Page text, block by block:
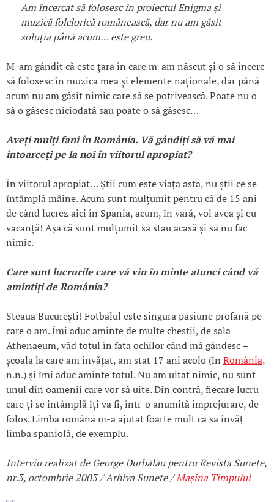
Am încercat să folosesc în proiectul Enigma și
muzică folclorică românească, dar nu am găsit
soluția până acum… este greu.
M-am gândit că este țara în care m-am născut și o să încerc
să folosesc în muzica mea și elemente naționale, dar până
acum nu am găsit nimic care să se potrivească. Poate nu o
să o găsesc niciodată sau poate o să găsesc…
Aveți mulți faniîn România. Vă gândiți să vă mai
întoarceți pe la noiîn viitorul apropiat?
În viitorul apropiat… Știi cum este viața asta, nu știi ce se
întâmplă mâine. Acum sunt mulțumit pentru că de 15 ani
de când lucrez aici în Spania, acum, în vară, voi avea și eu
vacanță! Așa că sunt mulțumit să stau acasă și să nu fac
nimic.
Care sunt lucrurile care vă vinîn minte atunci când vă
amintiți de România?
Steaua București! Fotbalul este singura pasiune profană pe
care o am. Îmi aduc aminte de multe chestii, de sala
Athenaeum, văd totul în fata ochilor când mă gândesc –
școala la care am învățat, am stat 17 ani acolo (în România,
n.n.) și îmi aduc aminte totul. Nu am uitat nimic, nu sunt
unul din oamenii care vor să uite. Din contră, fiecare lucru
care ți se intâmplă îți va fi, într-o anumită împrejurare, de
folos. Limba română m-a ajutat foarte mult ca să învăț
limba spaniolă, de exemplu.
Interviu realizat de George Durbălău pentru Revista Sunete,
nr.3, octombrie 2003 / Arhiva Sunete /Mașina Timpului